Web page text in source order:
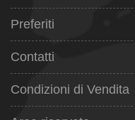
Preferiti
Contatti
Condizioni di Vendita